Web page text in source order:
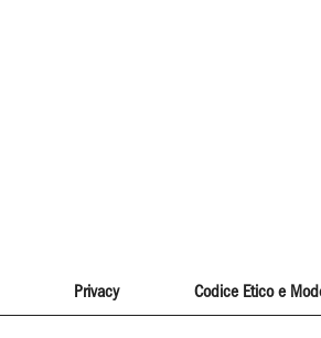
Privacy Codice Etico e